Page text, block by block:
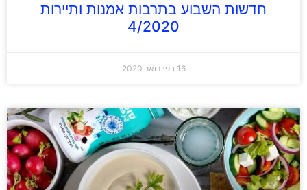
חדשות השבוע בתרבות אמנות ותיירות
4/2020
16 בפברואר 2020